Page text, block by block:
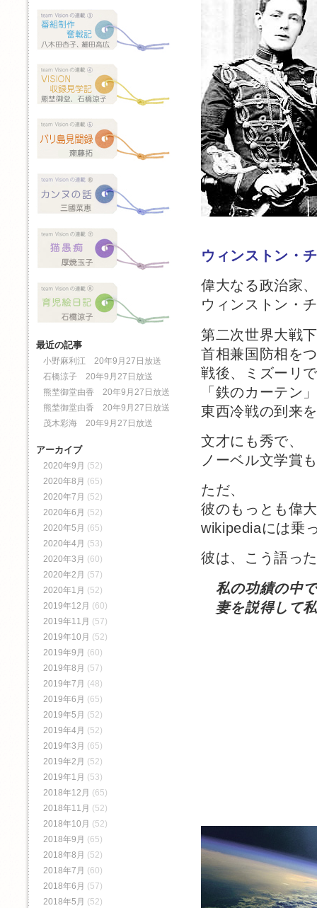
ウィンストン・
偉大なる政治家
ウィンストン・
第二次世界大戦
首相兼国防相を
戦後、ミズーリ
「鉄のカーテン
東西冷戦の到来
文才にも秀で、
ノーベル文学賞
ただ、
彼のもっとも偉
wikipediaには乗
彼は、こう語っ
私の功績の中
妻を説得して
最近の記事
小野麻利江 20年9月27日放送
石橋涼子 20年9月27日放送
熊埜御堂由香 20年9月27日放送
熊埜御堂由香 20年9月27日放送
茂木彩海 20年9月27日放送
アーカイブ
2020年9月 (52)
2020年8月 (65)
2020年7月 (52)
2020年6月 (52)
2020年5月 (65)
2020年4月 (53)
2020年3月 (60)
2020年2月 (57)
2020年1月 (52)
2019年12月 (60)
2019年11月 (57)
2019年10月 (52)
2019年9月 (60)
2019年8月 (57)
2019年7月 (48)
2019年6月 (65)
2019年5月 (52)
2019年4月 (52)
2019年3月 (65)
2019年2月 (52)
2019年1月 (53)
2018年12月 (65)
2018年11月 (52)
2018年10月 (52)
2018年9月 (65)
2018年8月 (52)
2018年7月 (60)
2018年6月 (57)
2018年5月 (52)